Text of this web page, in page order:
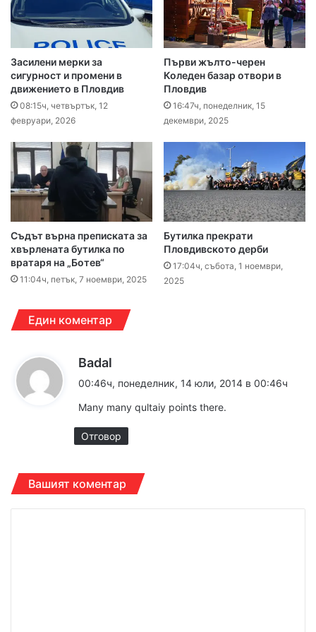
Засилени мерки за
сигурност и промени в
движението в Пловдив
08:15ч, четвъртък, 12
февруари, 2026
Първи жълто-черен
Коледен базар отвори в
Пловдив
16:47ч, понеделник, 15
декември, 2025
Съдът върна преписката за
хвърлената бутилка по
вратаря на „Ботев“
11:04ч, петък, 7 ноември, 2025
Бутилка прекрати
Пловдивското дерби
17:04ч, събота, 1 ноември,
2025
Един коментар
Badal
а
:
00:46ч, понеделник, 14 юли, 2014 в 00:46ч
Many many qultaiy points there.
Отговор
Вашият коментар